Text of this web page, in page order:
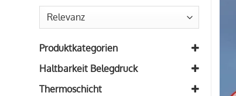
Sort Products
Produktkategorien
Alle Bonrollen aus BPA-freiem
Haltbarkeit Belegdruck
ca. 8 Jahre (1)
Thermoschicht